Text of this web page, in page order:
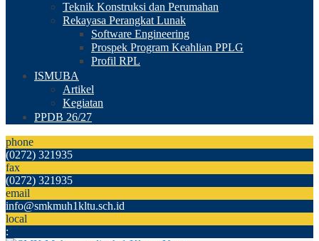
Teknik Konstruksi dan Perumahan
Rekayasa Perangkat Lunak
Software Engineering
Prospek Program Keahlian PPLG
Profil RPL
ISMUBA
Artikel
Kegiatan
PPDB 26/27
phone
(0272) 321935
fax
(0272) 321935
email
info@smkmuh1kltu.sch.id
local
: